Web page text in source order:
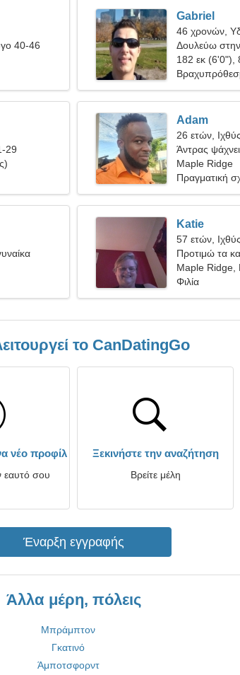
40-46
Gabriel
46 χρονών,
Δουλεύω
όμορφη
182 εκ (6'0"),
29
Adam
26 ετών, Ιχθύς
Άντρας
Maple Ridge
Πραγματική
Katie
57 ετών, Ιχθύς
Προτιμώ τα
Maple Ridge,
Φιλία
το CanDatingGo
νέο προφίλ
εαυτό σου
Ξεκινήστε την αναζήτηση
Βρείτε μέλη
Έναρξη εγγραφής
Άλλα μέρη, πόλεις
Μπράμπτον
Γκατινό
Άμποτσφορντ